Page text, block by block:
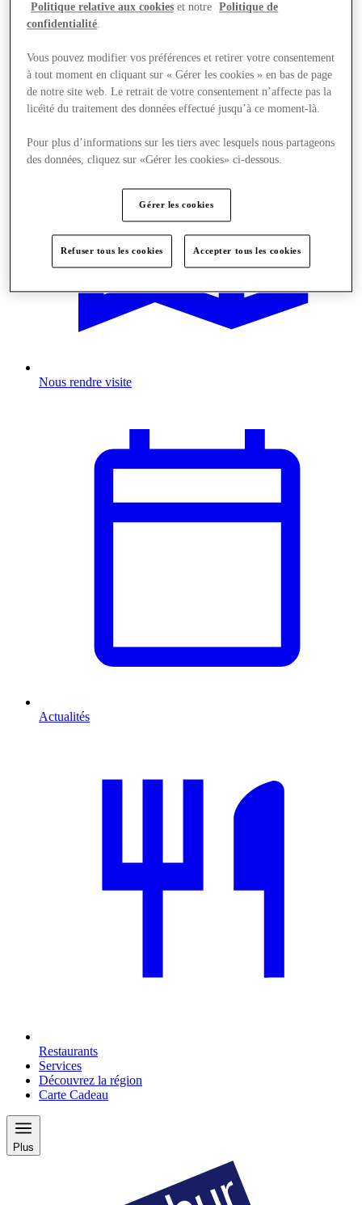
Nous rendre visite
Actualités
Restaurants
Services
Découvrez la région
Carte Cadeau
Plus
Politique relative aux cookies et notre
Politique de
confidentialité.
Vous pouvez modifier vos préférences et retirer votre consentement
à tout moment en cliquant sur « Gérer les cookies » en bas de page
de notre site web. Le retrait de votre consentement n’affecte pas la
licéité du traitement des données effectué jusqu’à ce moment-là.
Pour plus d’informations sur les tiers avec lesquels nous partageons
des données, cliquez sur «Gérer les cookies» ci-dessous.
Gérer les cookies
Refuser tous les cookies Accepter tous les cookies